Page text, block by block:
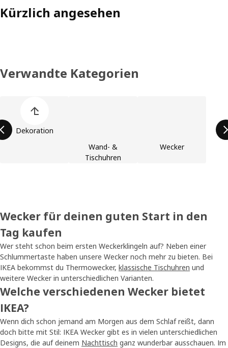
Kürzlich angesehen
Verwandte Kategorien
Dekoration
Wand- &
Tischuhren
Wecker
Wecker für deinen guten Start in den
Tag kaufen
Wer steht schon beim ersten Weckerklingeln auf? Neben einer
Schlummertaste haben unsere Wecker noch mehr zu bieten. Bei
IKEA bekommst du Thermowecker, klassische Tischuhren und
weitere Wecker in unterschiedlichen Varianten.
Welche verschiedenen Wecker bietet
IKEA?
Wenn dich schon jemand am Morgen aus dem Schlaf reißt, dann
doch bitte mit Stil: IKEA Wecker gibt es in vielen unterschiedlichen
Designs, die auf deinem Nachttisch ganz wunderbar ausschauen. Im